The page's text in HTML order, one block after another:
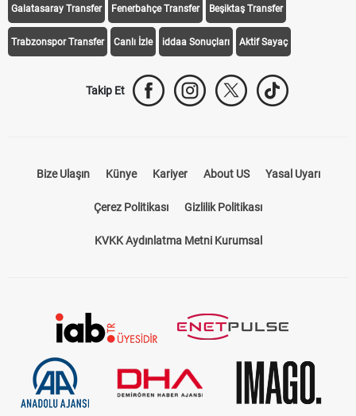
Galatasaray Transfer Fenerbahçe Transfer Beşiktaş Transfer
Trabzonspor Transfer Canlı İzle iddaa Sonuçları Aktif Sayaç
Takip Et
Bize Ulaşın Künye Kariyer About US Yasal Uyarı
Çerez Politikası Gizlilik Politikası
KVKK Aydınlatma Metni Kurumsal